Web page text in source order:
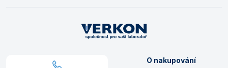
O nakupování